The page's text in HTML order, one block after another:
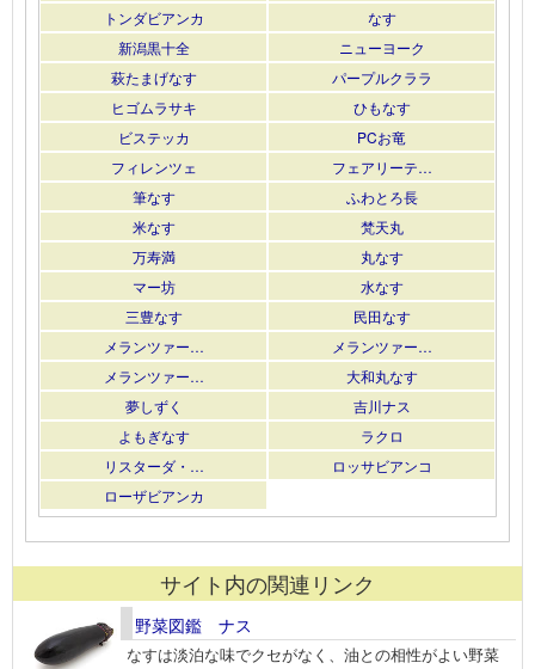
トンダビアンカ
なす
新潟黒十全
ニューヨーク
萩たまげなす
パープルクララ
ヒゴムラサキ
ひもなす
ビステッカ
PCお竜
フィレンツェ
フェアリーテ…
筆なす
ふわとろ長
米なす
梵天丸
万寿満
丸なす
マー坊
水なす
三豊なす
民田なす
メランツァー…
メランツァー…
メランツァー…
大和丸なす
夢しずく
吉川ナス
よもぎなす
ラクロ
リスターダ・…
ロッサビアンコ
ローザビアンカ
サイト内の関連リンク
野菜図鑑 ナス
なすは淡泊な味でクセがなく、油との相性がよい野菜